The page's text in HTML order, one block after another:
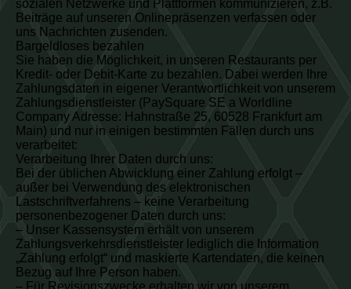
sozialen Netzwerke und Plattformen kommunizieren, z.B.
Beiträge auf unseren Onlinepräsenzen verfassen oder
uns Nachrichten zusenden.
Bargeldloses bezahlen
Sie haben die Möglichkeit, in unseren Restaurants per
Kredit- oder Debit-Karte zu bezahlen. Dabei werden Ihre
Zahlungsdaten in eigener Verantwortlichkeit von unserem
Zahlungsdienstleister (PaySquare SE a Worldline
Company Adresse: Hahnstraße 25, 60528 Frankfurt am
Main) und nur in einigen bestimmten Fällen durch uns
verarbeitet:
Verarbeitung Ihrer Daten durch uns:
Bei der üblichen Abwicklung einer Zahlung erfolgt –
außer bei Verwendung des elektronischen
Lastschriftverfahrens – keine Verarbeitung
personenbezogener Daten durch uns:
– Unser Kassensystem erhält von unserem
Zahlungsverkehrsdienstleister lediglich die Information
„Zahlung erfolgt“ und maskierte Kartendaten, die keinen
Bezug auf Ihre Person haben.